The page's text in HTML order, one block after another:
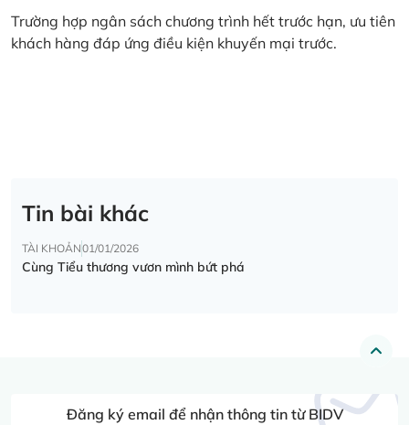
Trường hợp ngân sách chương trình hết trước hạn, ưu tiên
khách hàng đáp ứng điều kiện khuyến mại trước.
Tin bài khác
TÀI KHOẢN01/01/2026
Cùng Tiểu thương vươn mình bứt phá
Đăng ký email để nhận thông tin từ BIDV